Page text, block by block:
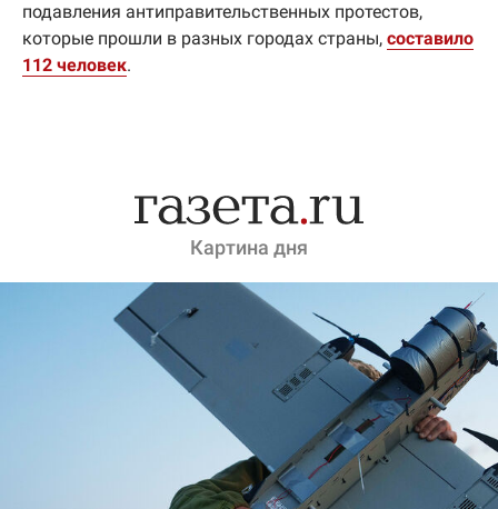
подавления антиправительственных протестов,
которые прошли в разных городах страны, составило
112 человек.
Картина дня